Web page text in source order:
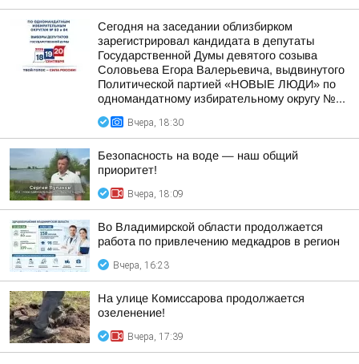
Сегодня на заседании облизбирком
зарегистрировал кандидата в депутаты
Государственной Думы девятого созыва
Соловьева Егора Валерьевича, выдвинутого
Политической партией «НОВЫЕ ЛЮДИ» по
одномандатному избирательному округу №...
Вчера, 18:30
Безопасность на воде — наш общий
приоритет!
Вчера, 18:09
Во Владимирской области продолжается
работа по привлечению медкадров в регион
Вчера, 16:23
На улице Комиссарова продолжается
озеленение!
Вчера, 17:39